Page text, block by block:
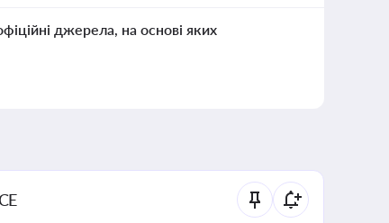
джерела, на основі яких